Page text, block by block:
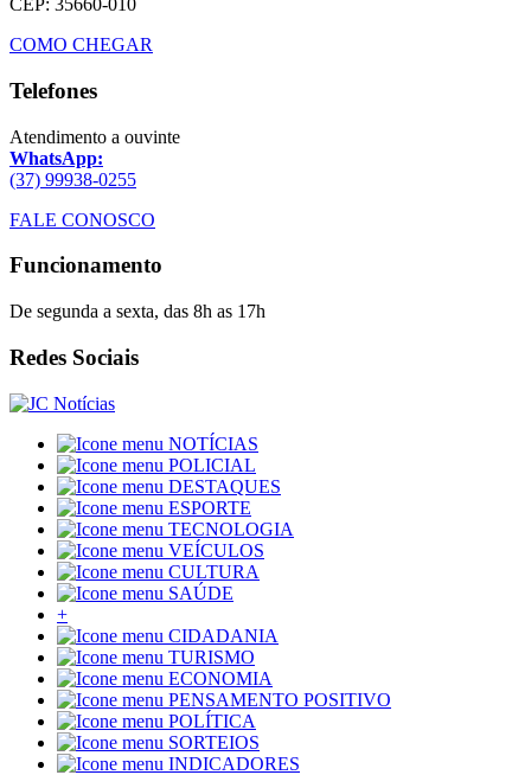
CEP: 35660-010
COMO CHEGAR
Telefones
Atendimento a ouvinte
WhatsApp:
(37) 99938-0255
FALE CONOSCO
Funcionamento
De segunda a sexta, das 8h as 17h
Redes Sociais
NOTÍCIAS
POLICIAL
DESTAQUES
ESPORTE
TECNOLOGIA
VEÍCULOS
CULTURA
SAÚDE
+
CIDADANIA
TURISMO
ECONOMIA
PENSAMENTO POSITIVO
POLÍTICA
SORTEIOS
INDICADORES